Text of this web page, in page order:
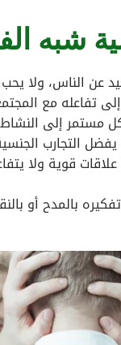
شبه
عن الناس، ولا يحب
تفاعله مع
مستمر إلى
التجارب
قوية ولا
بالمدح أو